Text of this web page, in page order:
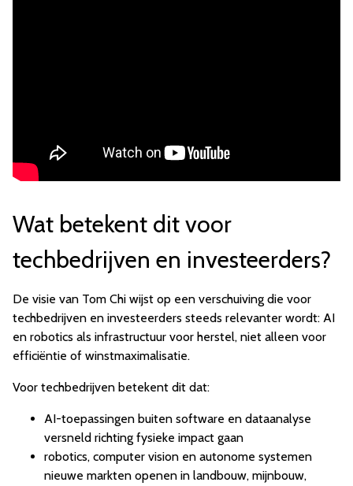
Wat betekent dit voor
techbedrijven en investeerders?
De visie van Tom Chi wijst op een verschuiving die voor
techbedrijven en investeerders steeds relevanter wordt: AI
en robotics als infrastructuur voor herstel, niet alleen voor
efficiëntie of winstmaximalisatie.
Voor techbedrijven betekent dit dat:
AI-toepassingen buiten software en dataanalyse
versneld richting fysieke impact gaan
robotics, computer vision en autonome systemen
nieuwe markten openen in landbouw, mijnbouw,